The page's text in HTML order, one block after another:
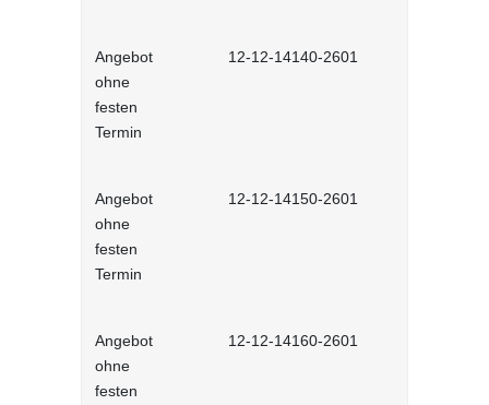
Angebot
ohne
festen
Termin
12-12-14140-2601
Angebot
ohne
festen
Termin
12-12-14150-2601
Angebot
ohne
festen
12-12-14160-2601